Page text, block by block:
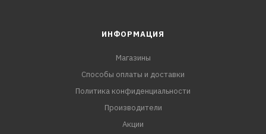
ИНФОРМАЦИЯ
Магазины
Способы оплаты и доставки
Политика конфиденциальности
Производители
Акции